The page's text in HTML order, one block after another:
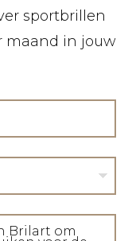
sportbrillen
maand in jouw
Brilart om